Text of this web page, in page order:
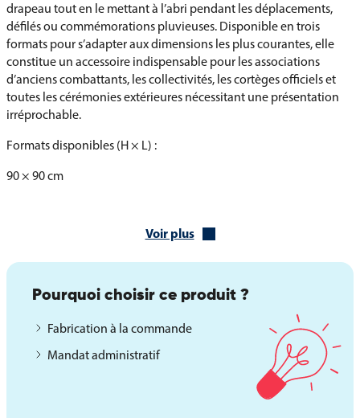
drapeau tout en le mettant à l’abri pendant les déplacements,
défilés ou commémorations pluvieuses. Disponible en trois
formats pour s’adapter aux dimensions les plus courantes, elle
constitue un accessoire indispensable pour les associations
d’anciens combattants, les collectivités, les cortèges officiels et
toutes les cérémonies extérieures nécessitant une présentation
irréprochable.
Formats disponibles (H × L) :
90 × 90 cm
Caractéristiques principales :
PVC épais et transparent
Fermeture Velcro
Protection contre la pluie et l’humidité
Conseils d’utilisation pour préserver vos drapeaux
Voir plus
Pourquoi choisir ce produit ?
Fabrication à la commande
Mandat administratif